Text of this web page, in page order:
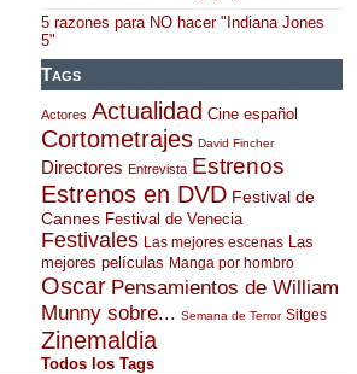
5 razones para NO hacer "Indiana Jones
5"
Tags
Actores Actualidad Cine español
Cortometrajes David Fincher
Directores Entrevista Estrenos
Estrenos en DVD Festival de
Cannes Festival de Venecia
Festivales Las mejores escenas Las
mejores películas Manga por hombro
Oscar Pensamientos de William
Munny sobre... Semana de Terror Sitges
Zinemaldia
Todos los Tags